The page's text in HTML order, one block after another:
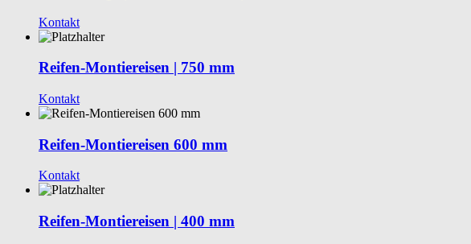
Kontakt
Reifen-Montiereisen | 750 mm
Kontakt
Reifen-Montiereisen 600 mm
Kontakt
Reifen-Montiereisen | 400 mm